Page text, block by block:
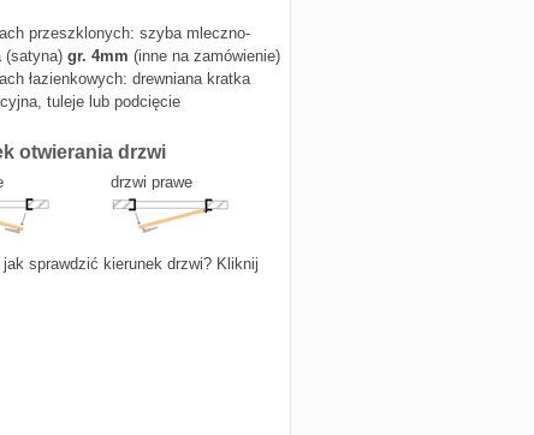
przeszklonych: szyba mleczno-
(satyna) gr. 4mm (inne na zamówienie)
łazienkowych: drewniana kratka
tuleje lub podcięcie
otwierania drzwi
drzwi prawe
jak sprawdzić kierunek drzwi? Kliknij